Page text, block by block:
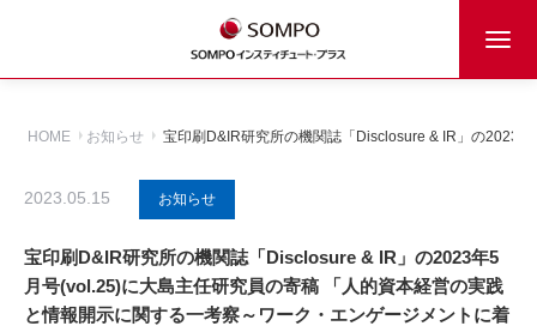
HOME お知らせ 宝印刷D&IR研究所の機関誌「Disclosure & IR」の2023
2023.05.15 お知らせ
宝印刷D&IR研究所の機関誌「Disclosure & IR」の2023年5
月号(vol.25)に大島主任研究員の寄稿 「人的資本経営の実践
と情報開示に関する一考察～ワーク・エンゲージメントに着